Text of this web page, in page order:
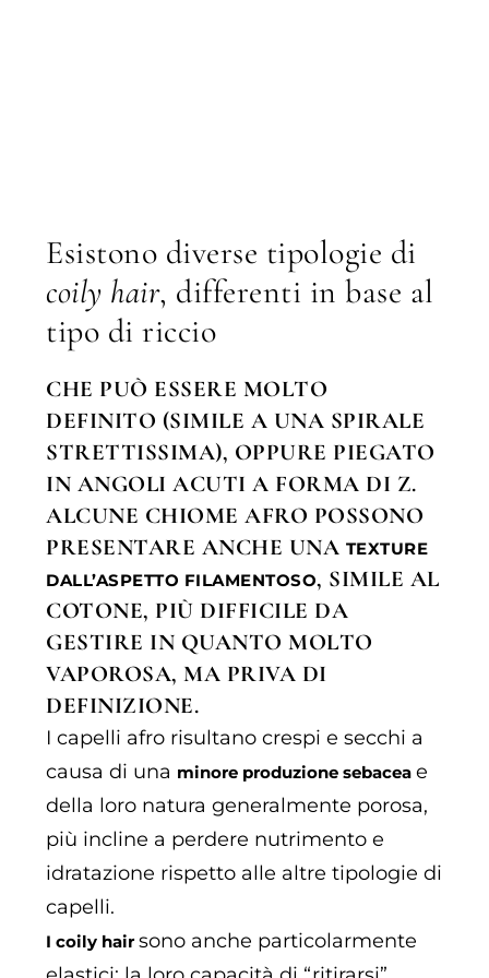
Esistono diverse tipologie di
coily hair, differenti in base al
tipo di riccio
CHE PUÒ ESSERE MOLTO
DEFINITO (SIMILE A UNA SPIRALE
STRETTISSIMA), OPPURE PIEGATO
IN ANGOLI ACUTI A FORMA DI Z.
ALCUNE CHIOME AFRO POSSONO
PRESENTARE ANCHE UNA TEXTURE
DALL’ASPETTO FILAMENTOSO, SIMILE AL
COTONE, PIÙ DIFFICILE DA
GESTIRE IN QUANTO MOLTO
VAPOROSA, MA PRIVA DI
DEFINIZIONE.
I capelli afro risultano crespi e secchi a
causa di una minore produzione sebaceae
della loro natura generalmente porosa,
più incline a perdere nutrimento e
idratazione rispetto alle altre tipologie di
capelli.
I coily hairsono anche particolarmente